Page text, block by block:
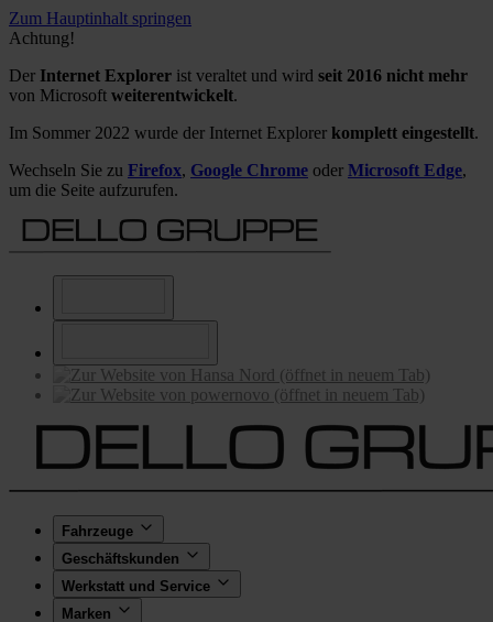
Zum Hauptinhalt springen
Achtung!
Der Internet Explorer ist veraltet und wird seit 2016 nicht mehr
von Microsoft weiterentwickelt.
Im Sommer 2022 wurde der Internet Explorer komplett eingestellt.
Wechseln Sie zu Firefox, Google Chrome oder Microsoft Edge,
um die Seite aufzurufen.
Fahrzeuge
Geschäftskunden
Werkstatt und Service
Marken